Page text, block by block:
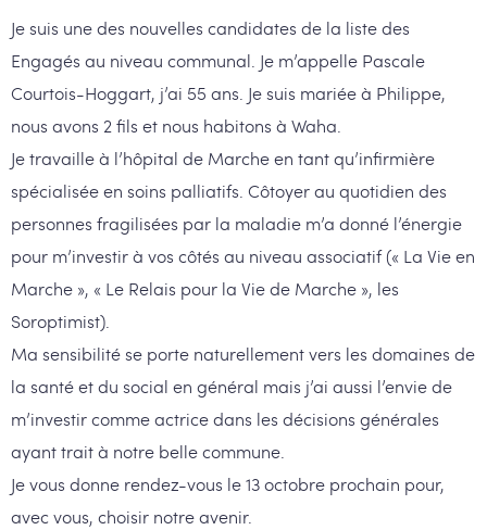
Je suis une des nouvelles candidates de la liste des
Engagés au niveau communal. Je m’appelle Pascale
Courtois-Hoggart, j’ai 55 ans. Je suis mariée à Philippe,
nous avons 2 fils et nous habitons à Waha.
Je travaille à l’hôpital de Marche en tant qu’infirmière
spécialisée en soins palliatifs. Côtoyer au quotidien des
personnes fragilisées par la maladie m’a donné l’énergie
pour m’investir à vos côtés au niveau associatif (« La Vie en
Marche », « Le Relais pour la Vie de Marche », les
Soroptimist).
Ma sensibilité se porte naturellement vers les domaines de
la santé et du social en général mais j’ai aussi l’envie de
m’investir comme actrice dans les décisions générales
ayant trait à notre belle commune.
Je vous donne rendez-vous le 13 octobre prochain pour,
avec vous, choisir notre avenir.